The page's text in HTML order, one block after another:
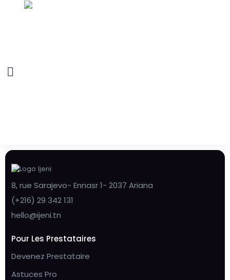
8, rue Sarajevo- Ennasr 1- 2037 Ariana
(+216) 29 342 131
hello@ijeni.tn
Pour Les Prestataires
Devenez Prestataire
Astuces Pro